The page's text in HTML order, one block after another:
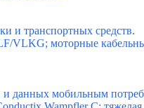
и транспортных средств.
VLKG; моторные
данных мобильным